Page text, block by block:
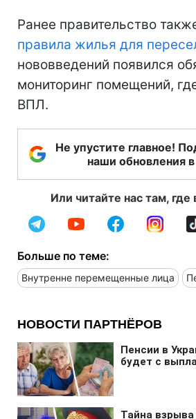
Ранее правительство
правила жилья для
нововведений появился
мониторинг помещений,
ВПЛ.
Не упустите главное!
наши обновления
Или читайте нас там, где
Больше по теме:
Внутренне перемещенные лица